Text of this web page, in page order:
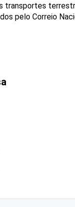
transportes
pelo Correio